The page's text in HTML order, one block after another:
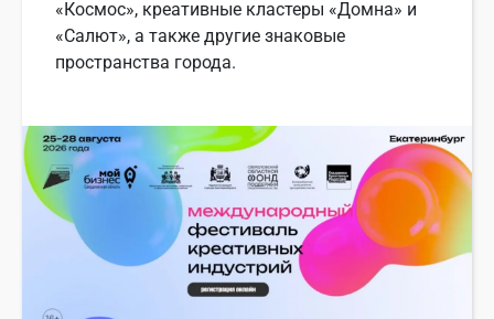
«Космос», креативные кластеры «Домна» и
«Салют», а также другие знаковые
пространства города.